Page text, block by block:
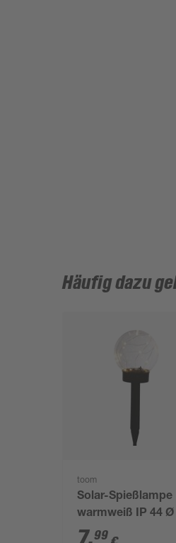
Häufig dazu
toom
Solar-Spießlampe
warmweiß IP 44 Ø
x 44 cm
99